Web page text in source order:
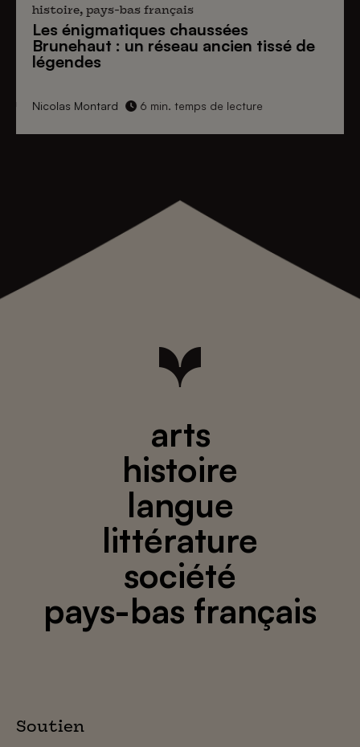
histoire, pays-bas français
Les énigmatiques chaussées
Brunehaut : un réseau ancien tissé de
légendes
Nicolas Montard 6 min. temps de lecture
arts
histoire
langue
littérature
société
pays-bas français
Soutien